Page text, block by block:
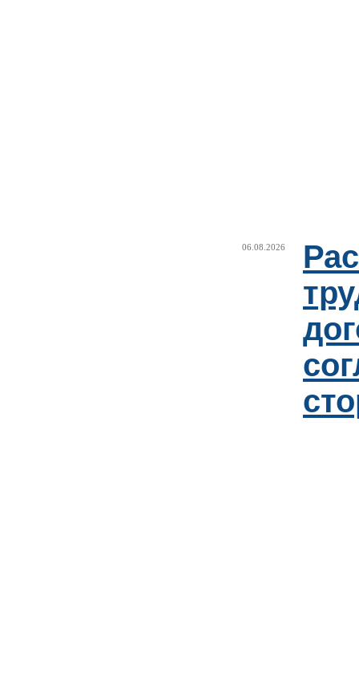
06.08.2026